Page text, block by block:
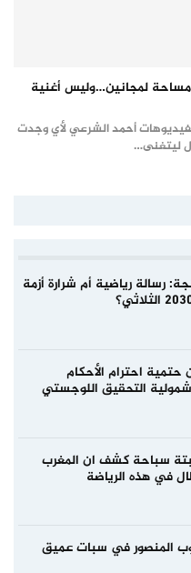
لمجانين…وليس أغنية
أحمد الشرعي لأي وجدت
ليتغنى…
رسالة رياضية أم شرارة أزمة
احترام الأحكام
التحقيق اللوجستي
سباحة كشف ان المغرب
في هذه الرياضة
المنصور في سبات عميق